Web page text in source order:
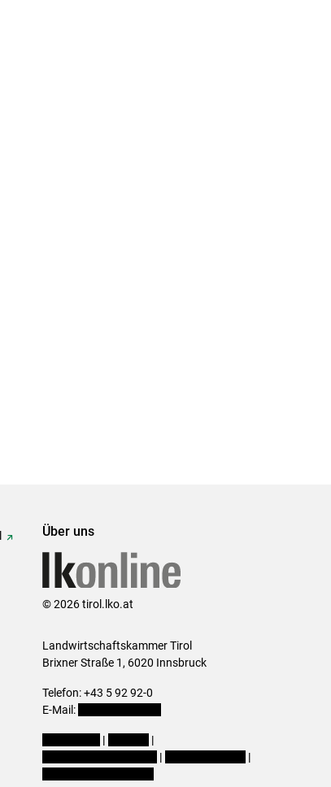
Über uns
© 2026 tirol.lko.at
Landwirtschaftskammer Tirol
Brixner Straße 1, 6020 Innsbruck
Telefon: +43 5 92 92-0
E-Mail:
|
|
|
|